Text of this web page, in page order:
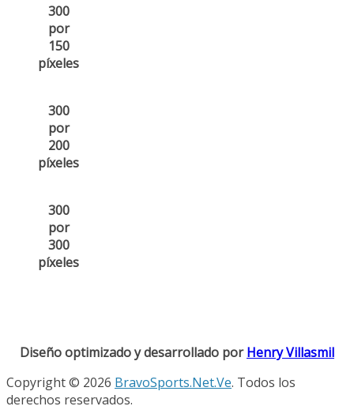
300
por
150
píxeles
300
por
200
píxeles
300
por
300
píxeles
Diseño optimizado y desarrollado porHenry Villasmil
Copyright © 2026 BravoSports.Net.Ve. Todos los
derechos reservados.